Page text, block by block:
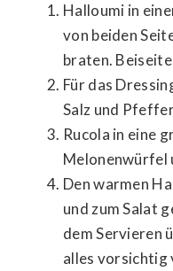
Halloumi in
von beiden
braten.
Für das
Salz und
Rucola in eine
Melonenwürfel
Den warmen
und zum Salat
dem Servieren
alles vorsichtig